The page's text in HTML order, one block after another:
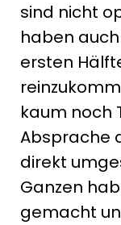
sind nicht
haben
ersten
kaum noch
Absprache
direkt
Ganzen
gemacht